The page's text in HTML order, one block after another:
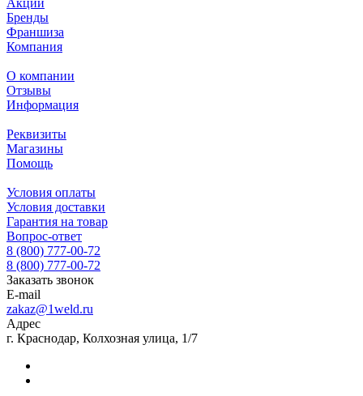
Бренды
Франшиза
Компания
О компании
Отзывы
Информация
Реквизиты
Магазины
Помощь
Условия оплаты
Условия доставки
Гарантия на товар
Вопрос-ответ
8 (800) 777-00-72
8 (800) 777-00-72
Заказать звонок
E-mail
zakaz@1weld.ru
Адрес
г. Краснодар, Колхозная улица, 1/7